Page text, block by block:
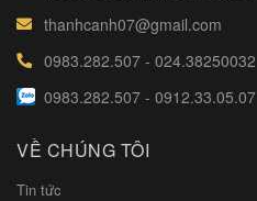
thanhcanh07@gmail.com
0983.282.507 - 024.38250032
0983.282.507 - 0912.33.05.07
VỀ CHÚNG TÔI
Tin tức